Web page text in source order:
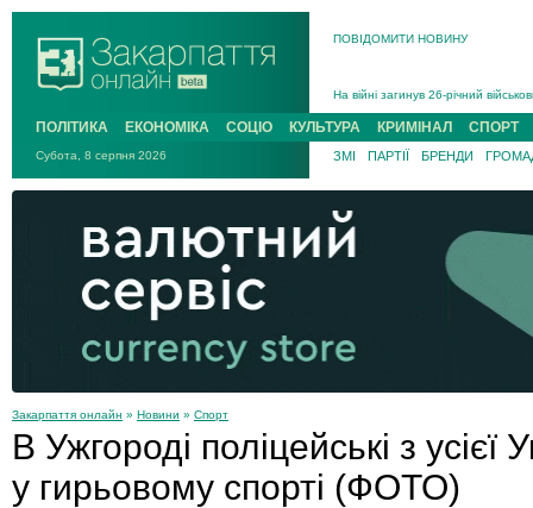
ПОВІДОМИТИ НОВИНУ
На війні загинув 26-річний
Інструктора районного ТЦК на
В Ужгороді 5 серпня
На війні з рф поліг військовий з
На війні загинув 26-річний
ПОЛІТИКА ЕКОНОМІКА СОЦІО КУЛЬТУРА КРИМІНАЛ СПОРТ
Субота, 8 серпня 2026 ЗМІ ПАРТІЇ БРЕНДИ
Закарпаття онлайн » Новини » Спорт
В Ужгороді поліцейські з усієї
у гирьовому спорті (ФОТО)